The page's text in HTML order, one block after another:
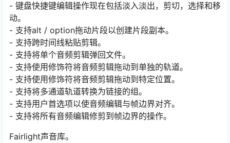
- 键盘快捷键编辑操作现在包括淡入淡出，剪切，选择和移
动。
- 支持alt / option拖动片段以创建片段副本。
- 支持跨时间线粘贴剪辑。
- 支持将单个音频剪辑弹回文件。
- 支持使用修饰符将音频剪辑拖动到单独的轨道。
- 支持使用修饰符将音频剪辑拖动到特定位置。
- 支持将多通道轨道转换为链接的组。
- 支持用户首选项以使音频编辑与帧边界对齐。
- 支持将所有音频编辑修剪到帧边界的操作。
Fairlight声音库。